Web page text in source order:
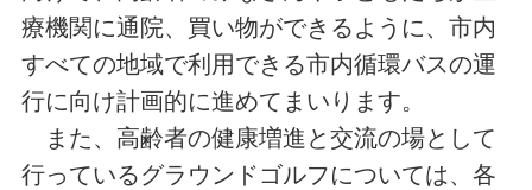
療機関に通院、買い物ができるように、市内
すべての地域で利用できる市内循環バスの運
行に向け計画的に進めてまいります。
また、高齢者の健康増進と交流の場として
行っているグラウンドゴルフについては、各